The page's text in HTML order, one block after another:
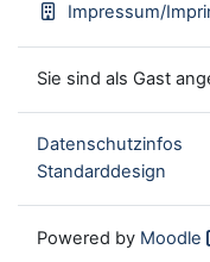
Impressum/
Sie sind als Gast
Datenschutzinfos
Standarddesign
Powered by Moodle